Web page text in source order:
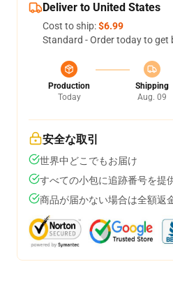
Deliver to United States
Cost to ship:$6.99
Standard - Order today to get
Production
Today
Shipping
Aug. 09
安全な取引
世界中どこでもお届け
すべての小包に追跡番号を提
商品が届かない場合は全額返